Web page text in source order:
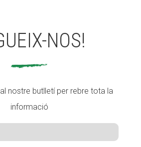
NOS!
nostre butlletí per rebre tota la
informació